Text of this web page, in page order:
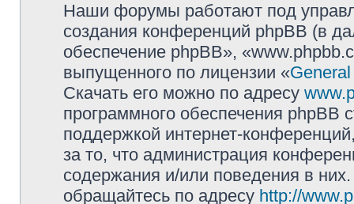
Наши форумы работают под
создания конференций phpBB (в
обеспечение phpBB»,
выпущенного по лицензии «
Скачать его можно по адресу
программного обеспечения phpBB
поддержкой интернет-
за то, что администрация
содержания и/или поведения в
обращайтесь по адресу http://